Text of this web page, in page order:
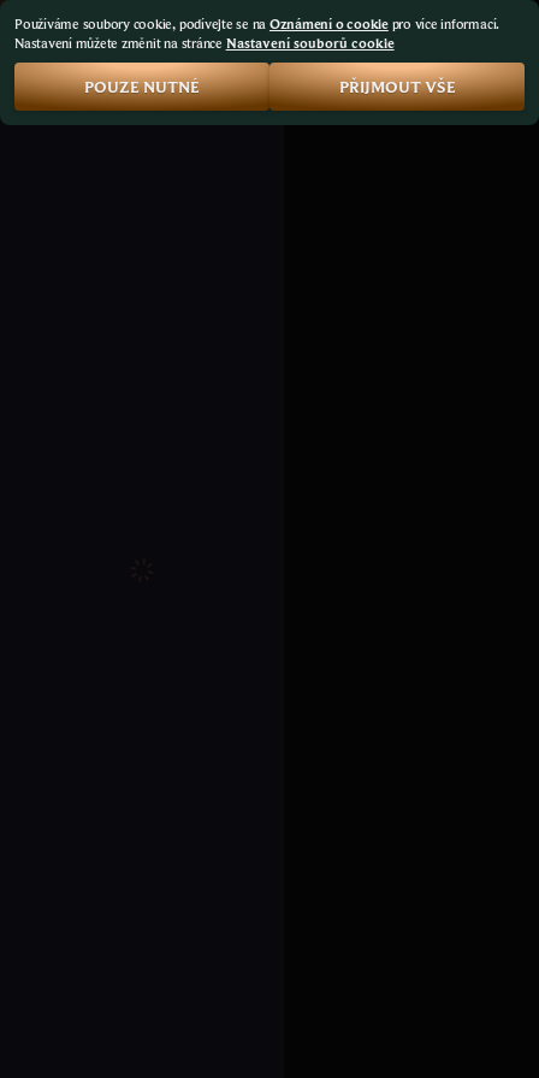
Používáme soubory cookie, podívejte se na Oznámení o cookiepro více informací.
Nastavení můžete změnit na stránce Nastavení souborů cookie
POUZE NUTNÉ PŘIJMOUT VŠE